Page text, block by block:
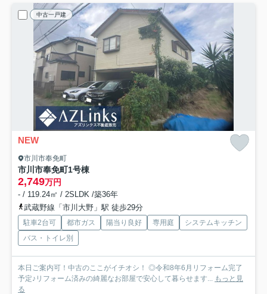
中古一戸建
NEW
市川市奉免町
市川市奉免町1号棟
2,749万円
- / 119.24㎡ / 2SLDK /築36年
武蔵野線「市川大野」駅 徒歩29分
駐車2台可 都市ガス 陽当り良好 専用庭
システムキッチン
バス・トイレ別
本日ご案内可！中古のここがイチオシ！ ◎令和8年6月リフォーム完了
予定♪リフォーム済みの綺麗なお部屋で安心して暮らせます...
もっと見
る